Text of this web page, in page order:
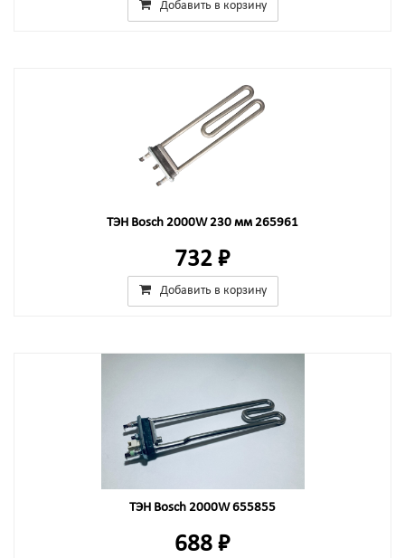
Добавить в корзину
ТЭН Bosch 2000W 230 мм 265961
732 ₽
Добавить в корзину
ТЭН Bosch 2000W 655855
688 ₽